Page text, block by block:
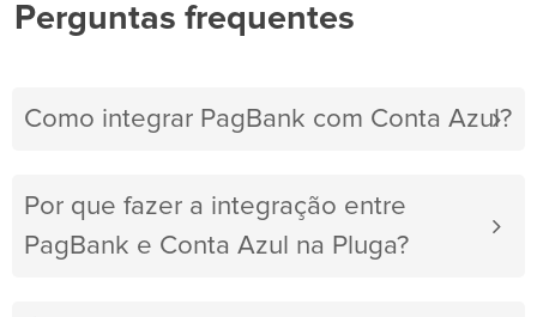
Perguntas frequentes
Como integrar PagBank com Conta Azul?
Por que fazer a integração entre
PagBank e Conta Azul na Pluga?